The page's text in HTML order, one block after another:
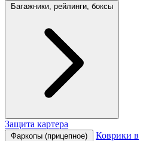
Багажники, рейлинги, боксы
Защита картера
Фаркопы (прицепное) Коврики в